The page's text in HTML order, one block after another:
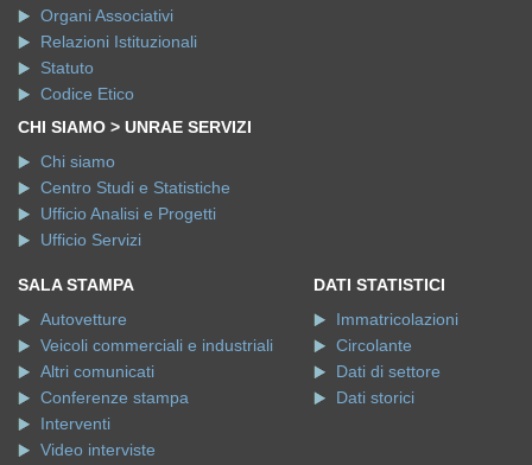
Organi Associativi
Relazioni Istituzionali
Statuto
Codice Etico
CHI SIAMO > UNRAE SERVIZI
Chi siamo
Centro Studi e Statistiche
Ufficio Analisi e Progetti
Ufficio Servizi
SALA STAMPA
Autovetture
Veicoli commerciali e industriali
Altri comunicati
Conferenze stampa
Interventi
Video interviste
DATI STATISTICI
Immatricolazioni
Circolante
Dati di settore
Dati storici